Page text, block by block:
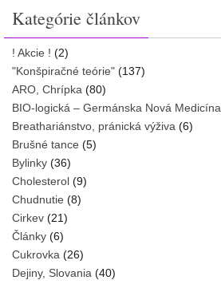
Kategórie článkov
! Akcie ! (2)
"Konšpiračné teórie" (137)
ARO, Chrípka (80)
BIO-logická – Germánska Nová Medicína
Breathariánstvo, pránická výživa (6)
Brušné tance (5)
Bylinky (36)
Cholesterol (9)
Chudnutie (8)
Cirkev (21)
Články (6)
Cukrovka (26)
Dejiny, Slovania (40)